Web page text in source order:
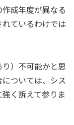
成年度が異なる
ているわけでは
）不可能かと思
ついては、シス
く訴えて参りま